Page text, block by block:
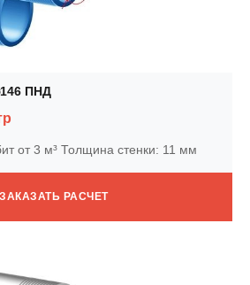
ПНД
от 3 м³ Толщина стенки: 11 мм
ЗАКАЗАТЬ РАСЧЕТ